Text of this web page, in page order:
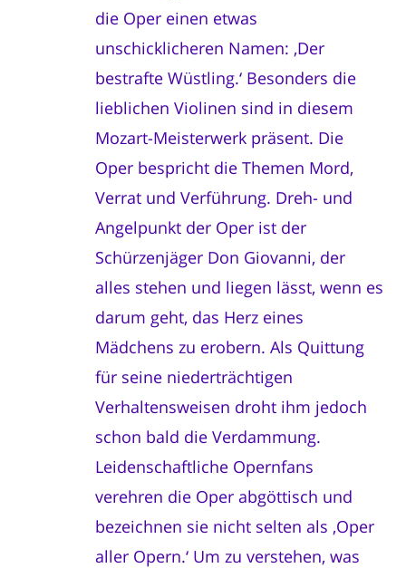
die Oper einen etwas
unschicklicheren Namen: ‚Der
bestrafte Wüstling.‘ Besonders die
lieblichen Violinen sind in diesem
Mozart-Meisterwerk präsent. Die
Oper bespricht die Themen Mord,
Verrat und Verführung. Dreh- und
Angelpunkt der Oper ist der
Schürzenjäger Don Giovanni, der
alles stehen und liegen lässt, wenn es
darum geht, das Herz eines
Mädchens zu erobern. Als Quittung
für seine niederträchtigen
Verhaltensweisen droht ihm jedoch
schon bald die Verdammung.
Leidenschaftliche Opernfans
verehren die Oper abgöttisch und
bezeichnen sie nicht selten als ‚Oper
aller Opern.‘ Um zu verstehen, was